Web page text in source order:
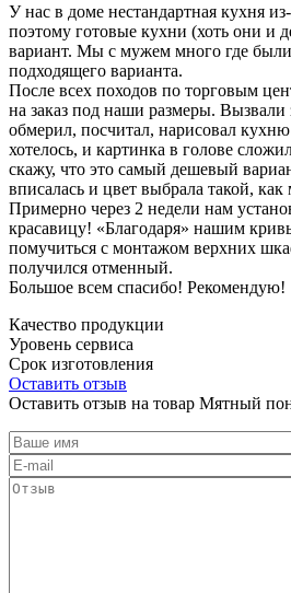
У нас в доме нестандартная кухня
поэтому готовые кухни (хоть они и
вариант. Мы с мужем много где
подходящего варианта.
После всех походов по торговым
на заказ под наши размеры. Вызвали
обмерил, посчитал, нарисовал
хотелось, и картинка в голове
скажу, что это самый дешевый
вписалась и цвет выбрала такой, как
Примерно через 2 недели нам
красавицу! «Благодаря» нашим
помучиться с монтажом верхних
получился отменный.
Большое всем спасибо! Рекомендую!
Качество продукции
Уровень сервиса
Срок изготовления
Оставить отзыв
Оставить отзыв на товар Мятный